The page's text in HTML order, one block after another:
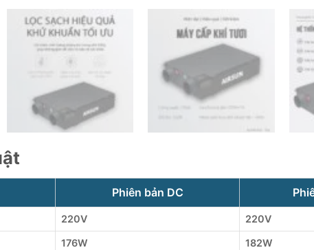
Phiên bản DC
220V 220V
176W 182W